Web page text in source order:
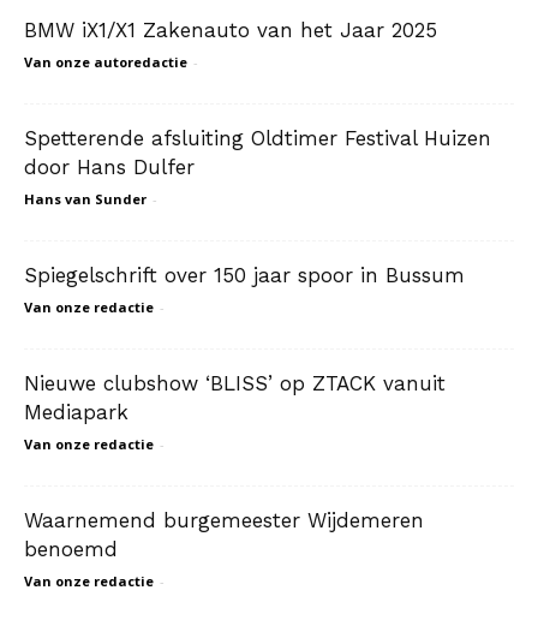
BMW iX1/X1 Zakenauto van het Jaar 2025
Van onze autoredactie -
Spetterende afsluiting Oldtimer Festival Huizen
door Hans Dulfer
Hans van Sunder -
Spiegelschrift over 150 jaar spoor in Bussum
Van onze redactie -
Nieuwe clubshow ‘BLISS’ op ZTACK vanuit
Mediapark
Van onze redactie -
Waarnemend burgemeester Wijdemeren
benoemd
Van onze redactie -